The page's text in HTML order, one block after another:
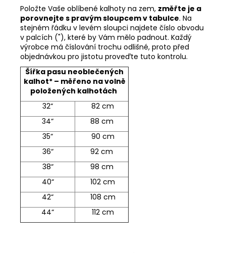
Položte Vaše oblíbené kalhoty na zem, změřte je a
porovnejte s pravým sloupcem v tabulce. Na
stejném řádku v levém sloupci najdete číslo obvodu
v palcích ("), které by Vám mělo padnout. Každý
výrobce má číslování trochu odlišné, proto před
objednávkou pro jistotu proveďte tuto kontrolu.
Šířka pasu neoblečených
kalhot* – měřeno na volně
položených kalhotách
32“
82 cm
34“
88 cm
35“
90 cm
36“
92 cm
38“
98 cm
40“
102 cm
42“
108 cm
44“
112 cm